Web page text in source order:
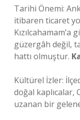
Tarihi Önemi:
itibaren ticaret
güzergâh değil,
hattı olmuştur.
Kültürel İzler:
doğal kaplıcalar,
uzanan bir